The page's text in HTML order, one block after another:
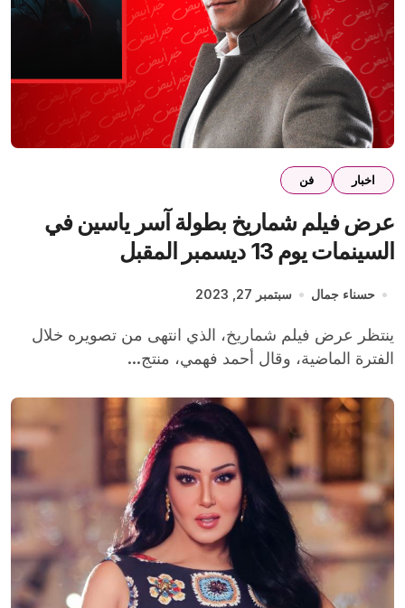
اخبار فن
عرض فيلم شماريخ بطولة آسر ياسين في
السينمات يوم 13 ديسمبر المقبل
حسناء جمال سبتمبر 27, 2023
ينتظر عرض فيلم شماريخ، الذي انتهى من تصويره خلال
الفترة الماضية، وقال أحمد فهمي، منتج...